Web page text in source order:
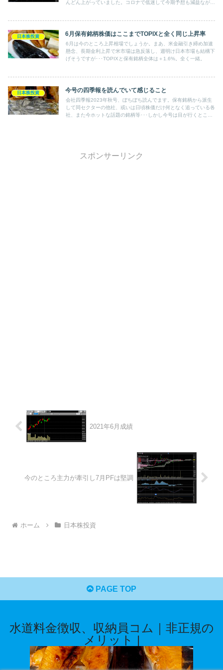
んどん上がっていました。コロナで低迷して今期予想も減益ながら
日本株投資 6月保有銘柄株価はここまでTOPIXと全く同じ上昇率
6月は今のところ上昇相場でしょうか。まあ、米金融引き締め加速
懸念、長期金利上昇で米市場は急反落し、週明け日本市場も結構下
げそうですが･･･TOPIXと保有銘柄全体は＋1.6%。全く一緒。
日本株投資 今号の四季報を読んでいて感じること
会社四季報2023年秋号、ぼちぼち読んでます。保有銘柄から派生
して同セクターの他社、或いは日頃株価だけ何となく追っている各
社、また今ホットな話題の銘柄等･･･しかし今号は目が行くところ
スポンサーリンク
2021年6月成績
今のところ主力が牽引し7月PFは堅調
ホーム 日本株投資
PAGE TOP